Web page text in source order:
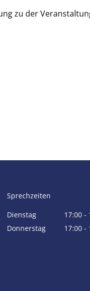
zu der
Sprechzeiten
Dienstag
17:00 -
Von
Donnerstag 17:00 -